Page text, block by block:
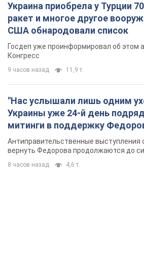
Украина приобрела у Турции
ракет и многое другое
США обнародовали список
Госдеп уже проинформировал об этом
Конгресс
9 часов назад 11,9 т.
"Нас услышали лишь одним
Украины уже 24-й день
митинги в поддержку
Антиправительственные выступления
вернуть Федорова продолжаются до
8 часов назад 4,6 т.